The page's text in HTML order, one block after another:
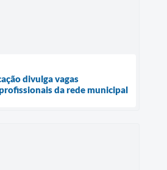
divulga vagas
da rede municipal